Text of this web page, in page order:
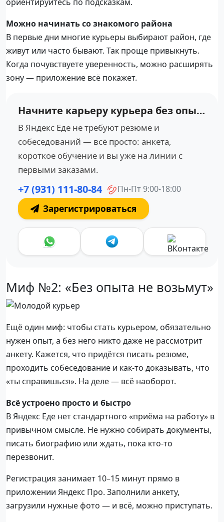
Можно начинать со знакомого района
В первые дни многие курьеры выбирают район, где
живут или часто бывают. Так проще привыкнуть.
Когда почувствуете уверенность, можно расширять
зону — приложение всё покажет.
Начните карьеру курьера без опыта
В Яндекс Еде не требуют резюме и
собеседований — всё просто: анкета,
короткое обучение и вы уже на линии с
первыми заказами.
+7 (931) 111-80-84 Пн-Пт 9:00-18:00
Зарегистрироваться
Миф №2: «Без опыта не возьмут»
Ещё один миф: чтобы стать курьером, обязательно
нужен опыт, а без него никто даже не рассмотрит
анкету. Кажется, что придётся писать резюме,
проходить собеседование и как-то доказывать, что
«ты справишься». На деле — всё наоборот.
Всё устроено просто и быстро
В Яндекс Еде нет стандартного «приёма на работу» в
привычном смысле. Не нужно собирать документы,
писать биографию или ждать, пока кто-то
перезвонит.
Регистрация занимает 10–15 минут прямо в
приложении Яндекс Про. Заполнили анкету,
загрузили нужные фото — и всё, можно приступать.